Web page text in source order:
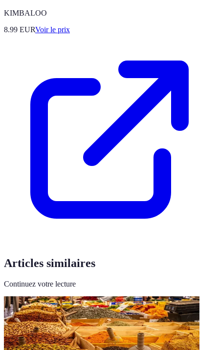
KIMBALOO
8.99 EURVoir le prix
Articles similaires
Continuez votre lecture